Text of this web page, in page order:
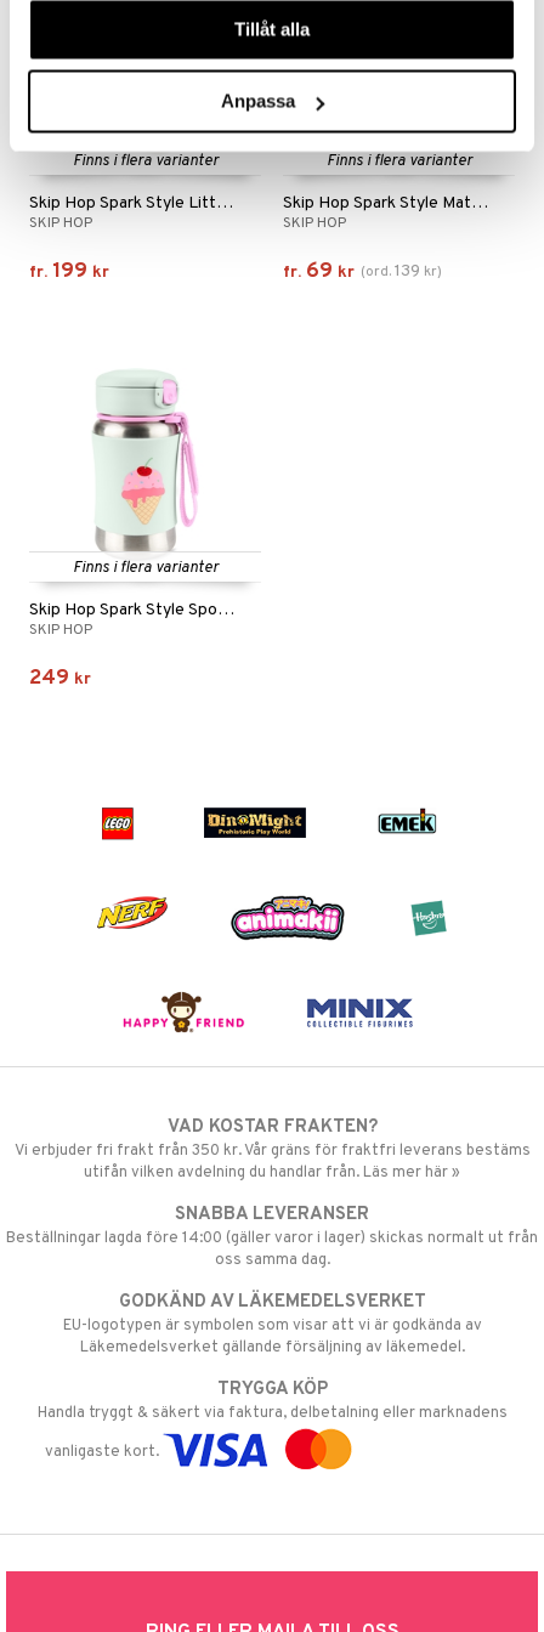
Tillåt alla
Anpassa
Finns i flera varianter
Skip Hop Spark Style Little Kid Backpack
SKIP HOP
fr. 199 kr
Finns i flera varianter
Skip Hop Spark Style Matlåda
SKIP HOP
fr. 69 kr (ord.139 kr)
Finns i flera varianter
Skip Hop Spark Style Sportflaska
SKIP HOP
249 kr
VAD KOSTAR FRAKTEN?
Vi erbjuder fri frakt från 350 kr. Vår gräns för fraktfri leverans bestäms
utifån vilken avdelning du handlar från. Läs mer här »
SNABBA LEVERANSER
Beställningar lagda före 14:00 (gäller varor i lager) skickas normalt ut från
oss samma dag.
GODKÄND AV LÄKEMEDELSVERKET
EU-logotypen är symbolen som visar att vi är godkända av
Läkemedelsverket gällande försäljning av läkemedel.
TRYGGA KÖP
Handla tryggt & säkert via faktura, delbetalning eller marknadens
vanligaste kort.